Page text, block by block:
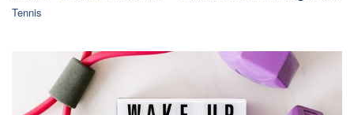
Tennis